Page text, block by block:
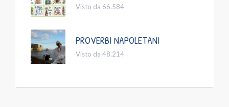
Visto da 66.584
PROVERBI NAPOLETANI
Visto da 48.214